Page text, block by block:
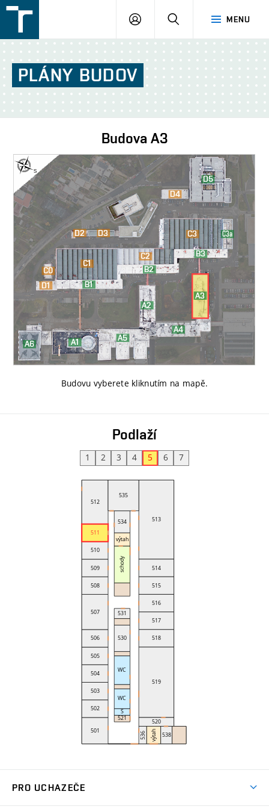
v
Brně
MENU
PŘIHLÁŠENÍ
PLÁNY BUDOV
Budova A3
Budovu vyberete kliknutím na mapě.
Podlaží
1 2 3 4 5 6 7
PRO UCHAZEČE